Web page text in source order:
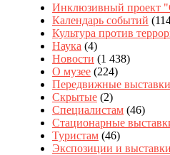
Инклюзивный проект
Календарь событий
Культура против
Наука (4)
Новости (1 438)
О музее (224)
Передвижные выставки
Скрытые (2)
Специалистам (46)
Стационарные
Туристам (46)
Экспозиции и выставки